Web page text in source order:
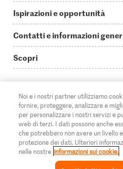
Oggi cucino
Piatti principali
Ricette semplici & veloci
Ricette al forno
Ricette per famiglie & bambini
Tutte le ricette
Ispirazioni e opportunità
Storie
Video How to
Login Migusto
Rivista Migusto
Concorsi
Contatti e informazioni
Guida alle abbreviazioni
Contatti
Pubblicità
Impressum
Informazioni legali
Scopri
Migros Online
A proposito della Migros
Filiali
Cumulus
© 2026 Federazione delle cooperative
Noi e i nostri partner utilizziamo
fornire, proteggere, analizzare e
per personalizzare i nostri servizi e
web di terzi. I dati possono anche
che potrebbero non avere un livello
protezione dei dati. Ulteriori
nelle nostre informazioni sui cookie.